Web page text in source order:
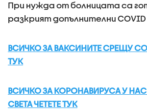
При нужда от болницата са
разкрият допълнителни COVID
ВСИЧКО ЗА ВАКСИНИТЕ СРЕЩУ
ТУК
ВСИЧКО ЗА КОРОНАВИРУСА У
СВЕТА ЧЕТЕТЕ ТУК